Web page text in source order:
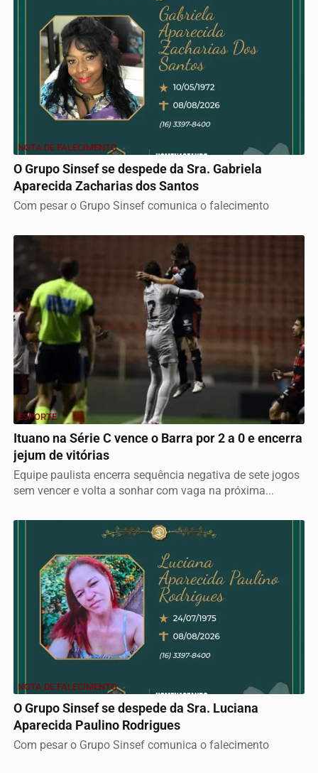
NOTA DE FALECIMENTO
O Grupo Sinsef se despede da Sra. Gabriela
Aparecida Zacharias dos Santos
Com pesar o Grupo Sinsef comunica o falecimento
ESPORTE
Ituano na Série C vence o Barra por 2 a 0 e encerra
jejum de vitórias
Equipe paulista encerra sequência negativa de sete jogos
sem vencer e volta a sonhar com vaga na próxima...
NOTA DE FALECIMENTO
O Grupo Sinsef se despede da Sra. Luciana
Aparecida Paulino Rodrigues
Com pesar o Grupo Sinsef comunica o falecimento